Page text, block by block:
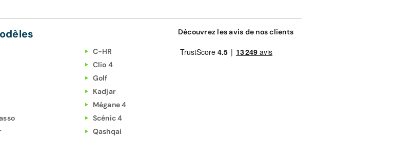
C-HR
Clio 4
Golf
Kadjar
Mégane 4
Scénic 4
Qashqai
Découvrez les avis de nos clients